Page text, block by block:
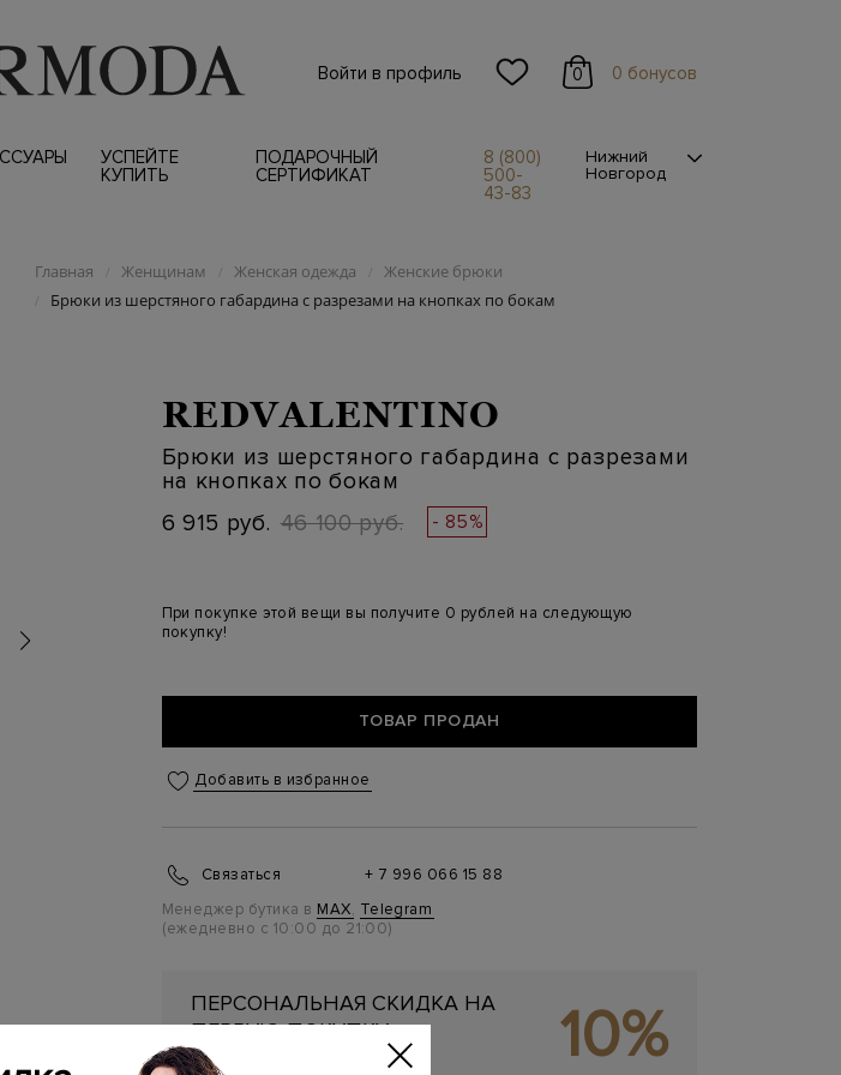
Войти в профиль 0 0 бонусов
УСПЕЙТЕ
КУПИТЬ
ПОДАРОЧНЫЙ
СЕРТИФИКАТ
8 (800)
500-
43-83
Нижний
Новгород
Главная / Женщинам / Женская одежда / Женские брюки
/ Брюки из шерстяного габардина с разрезами на кнопках по бокам
REDVALENTINO
Брюки из шерстяного габардина с разрезами
на кнопках по бокам
6 915 руб. 46 100 руб. - 85%
При покупке этой вещи вы получите 0 рублей на следующую
покупку!
ТОВАР ПРОДАН
Добавить в избранное
Связаться
+ 7 996 066 15 88
Менеджер бутика в MAX, Telegram
(ежедневно с 10:00 до 21:00)
ПЕРСОНАЛЬНАЯ СКИДКА НА
ПЕРВУЮ ПОКУПКУ
Подробнее 10%